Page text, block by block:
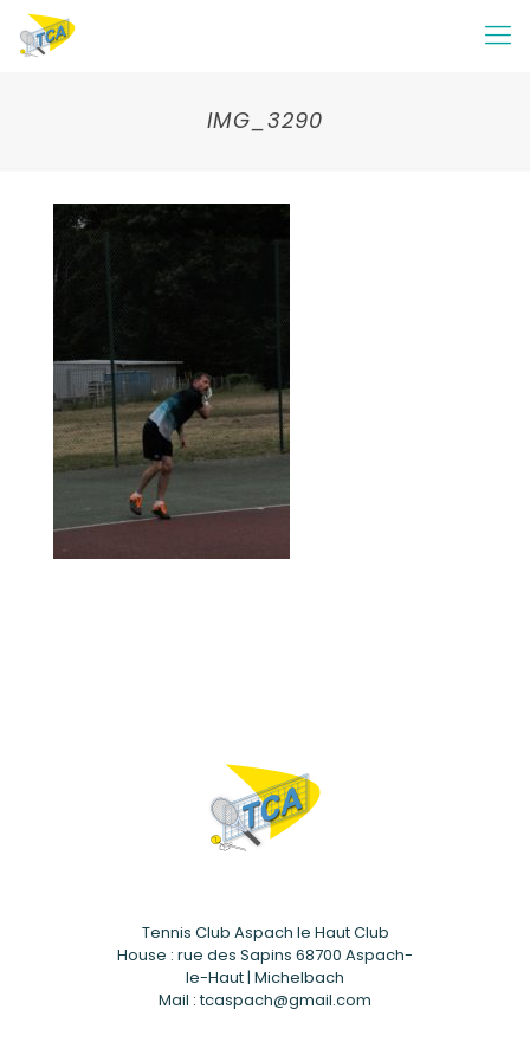
IMG_3290
Tennis Club Aspach le Haut Club
House : rue des Sapins 68700 Aspach-
le-Haut | Michelbach
Mail : tcaspach@gmail.com